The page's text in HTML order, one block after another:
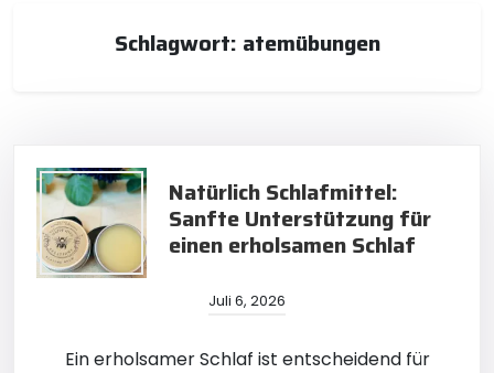
Schlagwort: atemübungen
Natürlich Schlafmittel:
Sanfte Unterstützung für
einen erholsamen Schlaf
Juli 6, 2026
Ein erholsamer Schlaf ist entscheidend für